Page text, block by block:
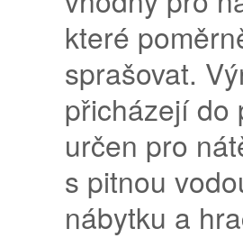
které
sprašovat.
přicházejí do
určen pro
s pitnou
nábytku a